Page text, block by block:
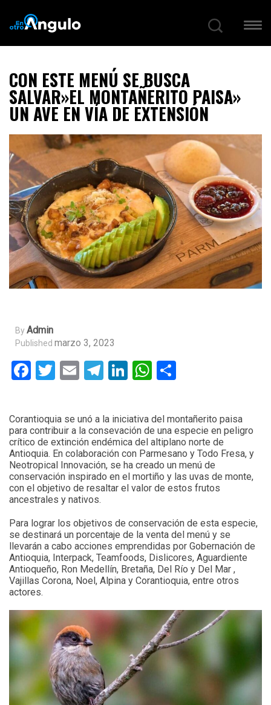
CON ESTE MENÚ SE BUSCA
SALVAR»EL MONTAÑERITO PAISA»
UN AVE EN VÍA DE EXTENSIÓN
ByAdmin
Published marzo 3, 2023
Facebook
Twitter
EmailTelegram
LinkedIn
WhatsApp
Corantioquia se unó a la iniciativa del montañerito paisa
para contribuir a la consevación de una especie en peligro
crítico de extinción endémica del altiplano norte de
Antioquia. En colaboración con Parmesano y Todo Fresa, y
Neotropical Innovación, se ha creado un menú de
conservación inspirado en el mortiño y las uvas de monte,
con el objetivo de resaltar el valor de estos frutos
ancestrales y nativos.
Para lograr los objetivos de conservación de esta especie,
se destinará un porcentaje de la venta del menú y se
llevarán a cabo acciones emprendidas por Gobernación de
Antioquia, Interpack, Teamfoods, Dislicores, Aguardiente
Antioqueño, Ron Medellín, Bretaña, Del Río y Del Mar ,
Vajillas Corona, Noel, Alpina y Corantioquia, entre otros
actores.